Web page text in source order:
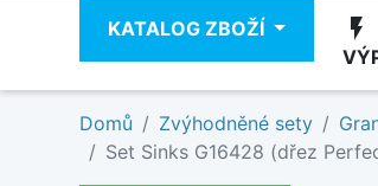
KATALOG ZBOŽÍ flash_on
Domů Zvýhodněné sety
Set Sinks G16428 (dřez